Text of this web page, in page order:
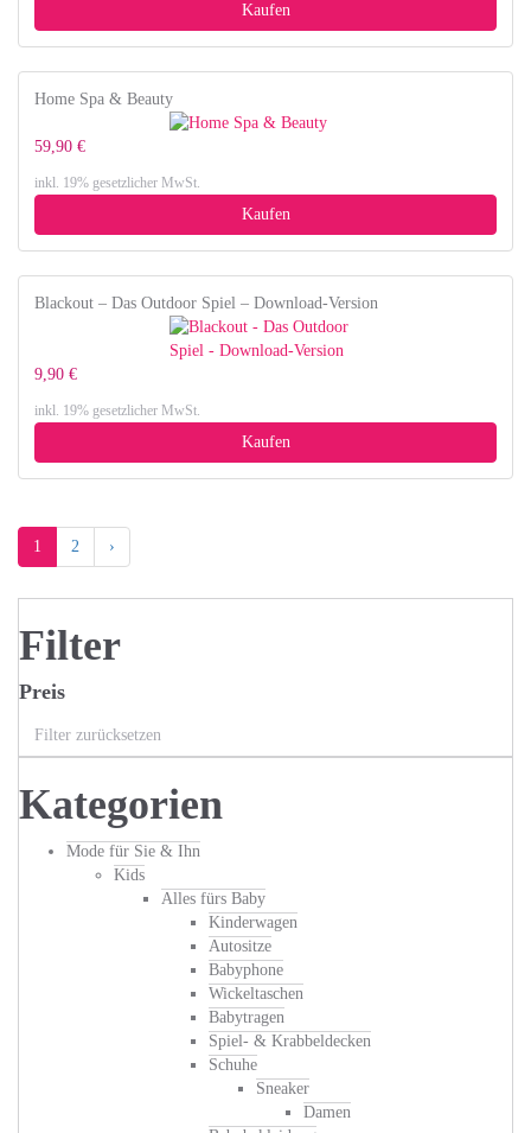
Kaufen
Home Spa & Beauty
59,90 €
inkl. 19% gesetzlicher MwSt.
Kaufen
Blackout – Das Outdoor Spiel – Download-Version
9,90 €
inkl. 19% gesetzlicher MwSt.
Kaufen
1 2 ›
Filter
Preis
Filter zurücksetzen
Kategorien
Mode für Sie & Ihn
Kids
Alles fürs Baby
Kinderwagen
Autositze
Babyphone
Wickeltaschen
Babytragen
Spiel- & Krabbeldecken
Schuhe
Sneaker
Damen